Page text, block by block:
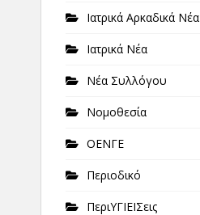
Ιατρικά Αρκαδικά Νέα
Ιατρικά Νέα
Νέα Συλλόγου
Νομοθεσία
ΟΕΝΓΕ
Περιοδικό
ΠεριΥΓΙΕΙΣεις